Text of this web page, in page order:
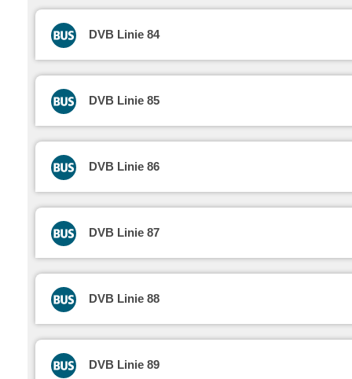
DVB Linie 84
DVB Linie 85
DVB Linie 86
DVB Linie 87
DVB Linie 88
DVB Linie 89